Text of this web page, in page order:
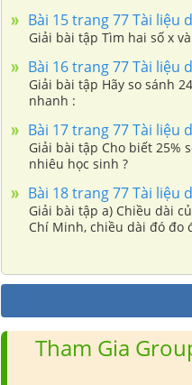
Bài 15 trang 77 Tài liệu
Giải bài tập Tìm hai số x
Bài 16 trang 77 Tài liệu
Giải bài tập Hãy so sánh
nhanh :
Bài 17 trang 77 Tài liệu
Giải bài tập Cho biết 25%
nhiêu học sinh ?
Bài 18 trang 77 Tài liệu
Giải bài tập a) Chiều dài
Chí Minh, chiều dài đó đo
Tham Gia